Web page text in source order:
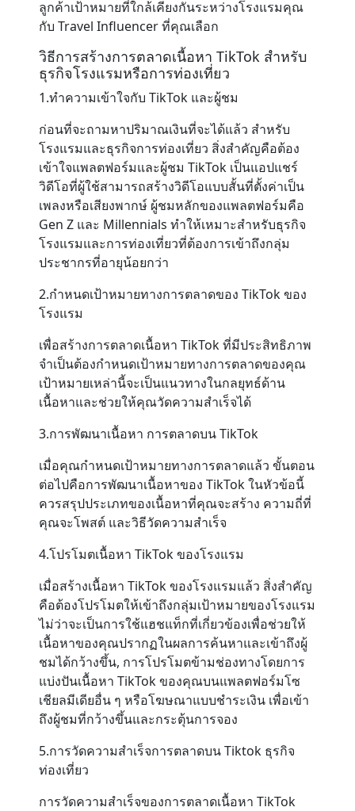
ลูกค้าเป้าหมายที่ใกล้เคียงกันระหว่างโรงแรมคุณ
กับ Travel Influencer ที่คุณเลือก
วิธีการสร้างการตลาดเนื้อหา TikTok สำหรับ
ธุรกิจโรงแรมหรือการท่องเที่ยว
1.ทำความเข้าใจกับ TikTok และผู้ชม
ก่อนที่จะถามหาปริมาณเงินที่จะได้แล้ว สำหรับ
โรงแรมและธุรกิจการท่องเที่ยว สิ่งสำคัญคือต้อง
เข้าใจแพลตฟอร์มและผู้ชม TikTok เป็นแอปแชร์
วิดีโอที่ผู้ใช้สามารถสร้างวิดีโอแบบสั้นที่ตั้งค่าเป็น
เพลงหรือเสียงพากษ์ ผู้ชมหลักของแพลตฟอร์มคือ
Gen Z และ Millennials ทำให้เหมาะสำหรับธุรกิจ
โรงแรมและการท่องเที่ยวที่ต้องการเข้าถึงกลุ่ม
ประชากรที่อายุน้อยกว่า
2.กำหนดเป้าหมายทางการตลาดของ TikTok ของ
โรงแรม
เพื่อสร้างการตลาดเนื้อหา TikTok ที่มีประสิทธิภาพ
จำเป็นต้องกำหนดเป้าหมายทางการตลาดของคุณ
เป้าหมายเหล่านี้จะเป็นแนวทางในกลยุทธ์ด้าน
เนื้อหาและช่วยให้คุณวัดความสำเร็จได้
3.การพัฒนาเนื้อหา การตลาดบน TikTok
เมื่อคุณกำหนดเป้าหมายทางการตลาดแล้ว ขั้นตอน
ต่อไปคือการพัฒนาเนื้อหาของ TikTok ในหัวข้อนี้
ควรสรุปประเภทของเนื้อหาที่คุณจะสร้าง ความถี่ที่
คุณจะโพสต์ และวิธีวัดความสำเร็จ
4.โปรโมตเนื้อหา TikTok ของโรงแรม
เมื่อสร้างเนื้อหา TikTok ของโรงแรมแล้ว สิ่งสำคัญ
คือต้องโปรโมตให้เข้าถึงกลุ่มเป้าหมายของโรงแรม
ไม่ว่าจะเป็นการใช้แฮชแท็กที่เกี่ยวข้องเพื่อช่วยให้
เนื้อหาของคุณปรากฏในผลการค้นหาและเข้าถึงผู้
ชมได้กว้างขึ้น, การโปรโมตข้ามช่องทางโดยการ
แบ่งปันเนื้อหา TikTok ของคุณบนแพลตฟอร์มโซ
เชียลมีเดียอื่น ๆ หรือโฆษณาแบบชำระเงิน เพื่อเข้า
ถึงผู้ชมที่กว้างขึ้นและกระตุ้นการจอง
5.การวัดความสำเร็จการตลาดบน Tiktok ธุรกิจ
ท่องเที่ยว
การวัดความสำเร็จของการตลาดเนื้อหา TikTok